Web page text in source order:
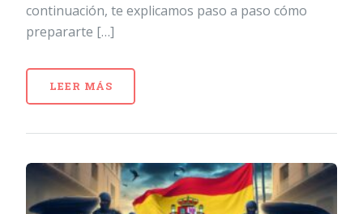
continuación, te explicamos paso a paso cómo
prepararte […]
LEER MÁS